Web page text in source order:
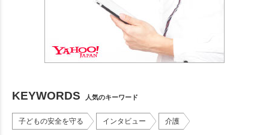
KEYWORDS 人気のキーワード
子どもの安全を守る インタビュー 介護